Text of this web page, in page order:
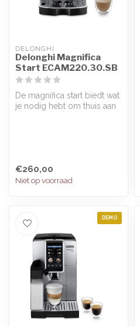
DELONGHI
Delonghi Magnifica
Start ECAM220.30.SB
De magnifica start biedt wat
je nodig hebt om thuis aan
€260,00
Niet op voorraad
DEMO